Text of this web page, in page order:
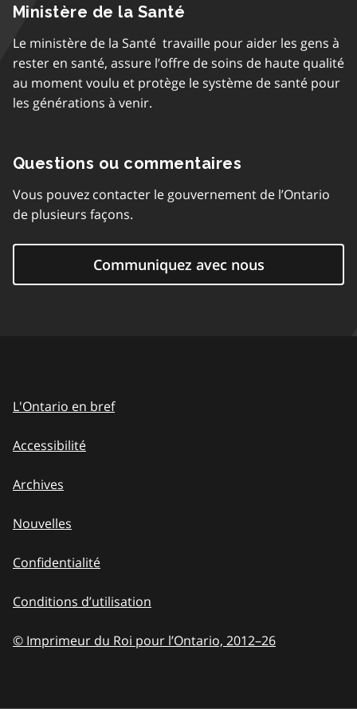
Ministère de la Santé
Le ministère de la Santé travaille pour aider les gens à
rester en santé, assure l’offre de soins de haute qualité
au moment voulu et protège le système de santé pour
les générations à venir.
Questions ou commentaires
Vous pouvez contacter le gouvernement de l’Ontario
de plusieurs façons.
Communiquez avec nous
L'Ontario en bref
Accessibilité
Archives
Nouvelles
Confidentialité
Conditions d’utilisation
© Imprimeur du Roi pour l’Ontario, 2012–to
26